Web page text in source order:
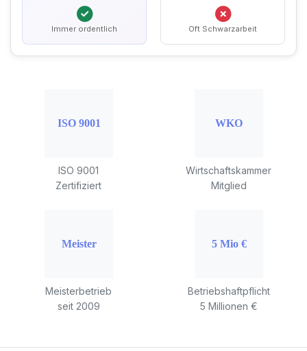
Immer ordentlich Oft Schwarzarbeit
ISO 9001
Zertifiziert
Wirtschaftskammer
Mitglied
Meisterbetrieb
seit 2009
Betriebshaftpflicht
5 Millionen €